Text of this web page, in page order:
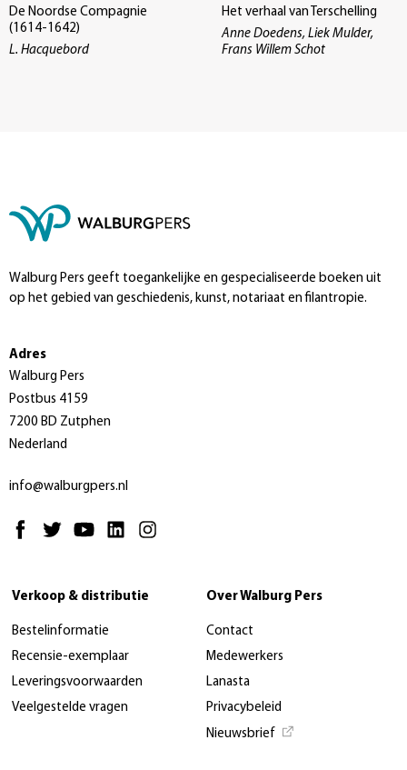
De Noordse Compagnie
(1614-1642)
L. Hacquebord
Het verhaal van Terschelling
Anne Doedens, Liek Mulder,
Frans Willem Schot
Walburg Pers geeft toegankelijke en gespecialiseerde boeken uit
op het gebied van geschiedenis, kunst, notariaat en filantropie.
Adres
Walburg Pers
Postbus 4159
7200 BD Zutphen
Nederland
info@walburgpers.nl
Verkoop & distributie
Bestelinformatie
Recensie-exemplaar
Leveringsvoorwaarden
Veelgestelde vragen
Over Walburg Pers
Contact
Medewerkers
Lanasta
Privacybeleid
Nieuwsbrief